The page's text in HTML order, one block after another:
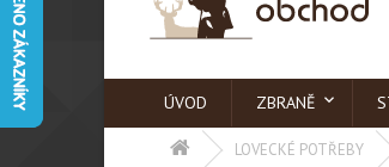
ÚVOD ZBRANĚ
LOVECKÉ POTŘEBY